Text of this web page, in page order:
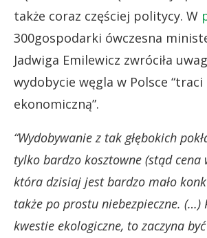
także coraz częściej politycy. W
300gospodarki ówczesna
Jadwiga Emilewicz zwróciła
wydobycie węgla w Polsce
ekonomiczną”.
“Wydobywanie z tak głębokich
tylko bardzo kosztowne (stąd cena
która dzisiaj jest bardzo mało
także po prostu niebezpieczne. (…)
kwestie ekologiczne, to zaczyna